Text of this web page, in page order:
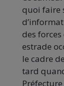
quoi faire
des
estrade
le cadre
tard